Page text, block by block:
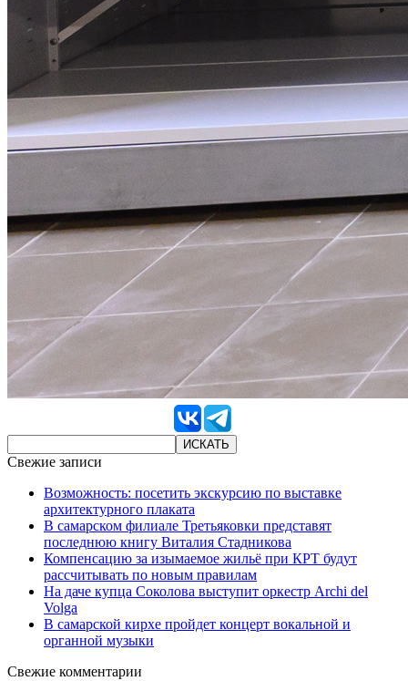
Свежие записи
Возможность: посетить экскурсию по выставке
архитектурного плаката
В самарском филиале Третьяковки представят
последнюю книгу Виталия Стадникова
Компенсацию за изымаемое жильё при КРТ будут
рассчитывать по новым правилам
На даче купца Соколова выступит оркестр Archi del
Volga
В самарской кирхе пройдет концерт вокальной и
органной музыки
Свежие комментарии